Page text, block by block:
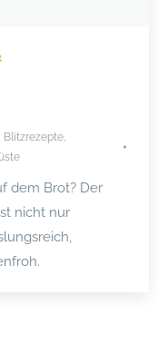
Blitzrezepte,
dem Brot? Der
nicht nur